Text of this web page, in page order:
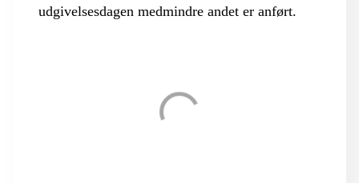
udgivelsesdagen medmindre andet er anført.